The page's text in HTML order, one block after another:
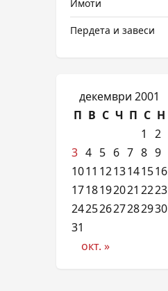
Имоти
Пердета и завеси
декември 2001
П В С Ч П С Н
1
2
3 4 5 6 7 8 9
1011 1213141516
1718192021 2223
24252627282930
31
окт. »